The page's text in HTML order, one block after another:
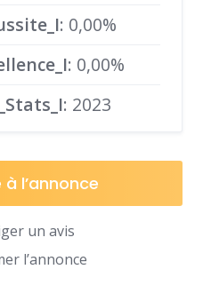
: 0,00%
: 0,00%
: 2023
l’annonce
un avis
l’annonce